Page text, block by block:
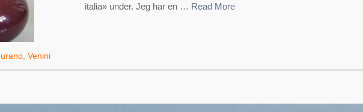
italia» under. Jeg har en … Read More
Venini